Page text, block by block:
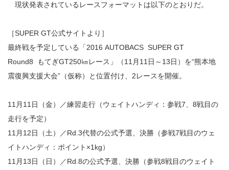
現状発表されているレースフォーマットは以下のとおりだ。
［SUPER GT公式サイトより］
最終戦を予定している「2016 AUTOBACS SUPER GT
Round8 もてぎGT250㎞レース」（11月11日～13日）を“熊本地
震復興支援大会”（仮称）と位置付け、2レースを開催。
11月11日（金）／練習走行（ウェイトハンディ：参戦7、8戦目の
走行を予定）
11月12日（土）／Rd.3代替の公式予選、決勝（参戦7戦目のウェ
イトハンディ：ポイント×1kg）
11月13日（日）／Rd.8の公式予選、決勝（参戦8戦目のウェイト